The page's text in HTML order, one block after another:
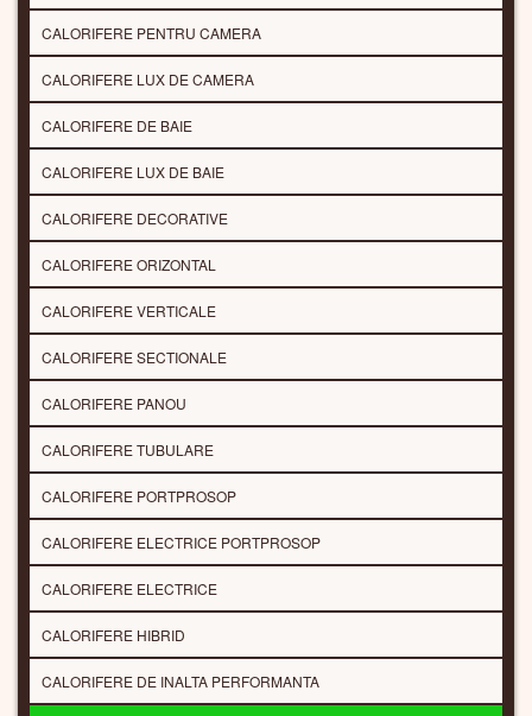
CALORIFERE PENTRU CAMERA
CALORIFERE LUX DE CAMERA
CALORIFERE DE BAIE
CALORIFERE LUX DE BAIE
CALORIFERE DECORATIVE
CALORIFERE ORIZONTAL
CALORIFERE VERTICALE
CALORIFERE SECTIONALE
CALORIFERE PANOU
CALORIFERE TUBULARE
CALORIFERE PORTPROSOP
CALORIFERE ELECTRICE PORTPROSOP
CALORIFERE ELECTRICE
CALORIFERE HIBRID
CALORIFERE DE INALTA PERFORMANTA